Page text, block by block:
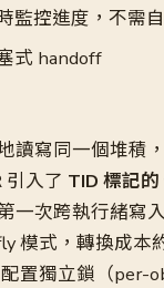
監控進度，不需
式 handoff
讀寫同一個堆積
引入了 TID 標記
一次跨執行緒寫
模式，轉換成本
置獨立鎖（per-